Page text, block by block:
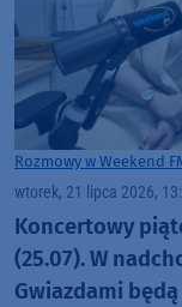
Rozmowy w Weekend
wtorek, 21 lipca 2026,
Koncertowy
(25.07). W
Gwiazdami będą